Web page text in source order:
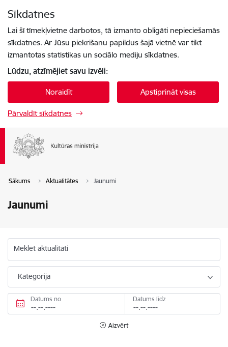
Sīkdatnes
Lai šī tīmekļvietne darbotos, tā izmanto obligāti nepieciešamās
sīkdatnes. Ar Jūsu piekrišanu papildus šajā vietnē var tikt
izmantotas statistikas un sociālo mediju sīkdatnes.
Lūdzu, atzīmējiet savu izvēli:
Noraidīt Apstiprināt visas
Pārvaldīt sīkdatnes
Sākums Aktualitātes Jaunumi
Jaunumi
Meklēt aktualitāti
Kategorija
Datums no Datums līdz
Aizvērt